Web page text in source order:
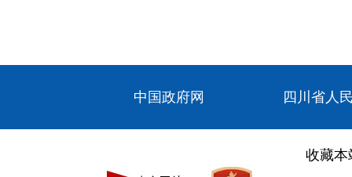
中国政府网 四川省人
收藏本